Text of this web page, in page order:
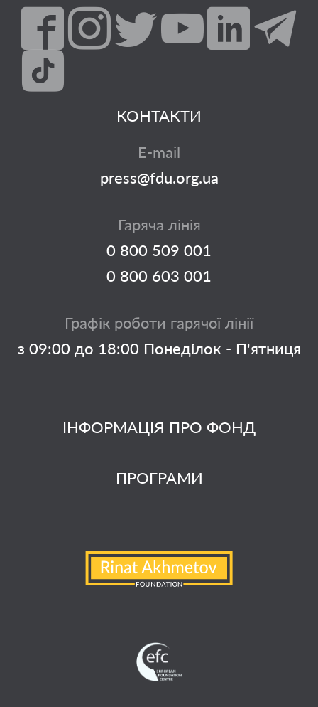
ІНФОРМАЦІЯ ПРО ФОНД
ПРОГРАМИ
КОНТАКТИ
E-mail
press@fdu.org.ua
Гаряча лінія
0 800 509 001
0 800 603 001
Графік роботи гарячої лінії
з 09:00 до 18:00 Понеділок - П'ятниця